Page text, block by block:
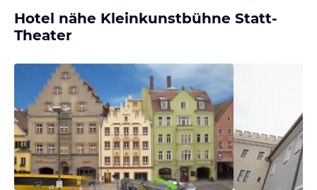
Hotel nähe Kleinkunstbühne Statt-
Theater